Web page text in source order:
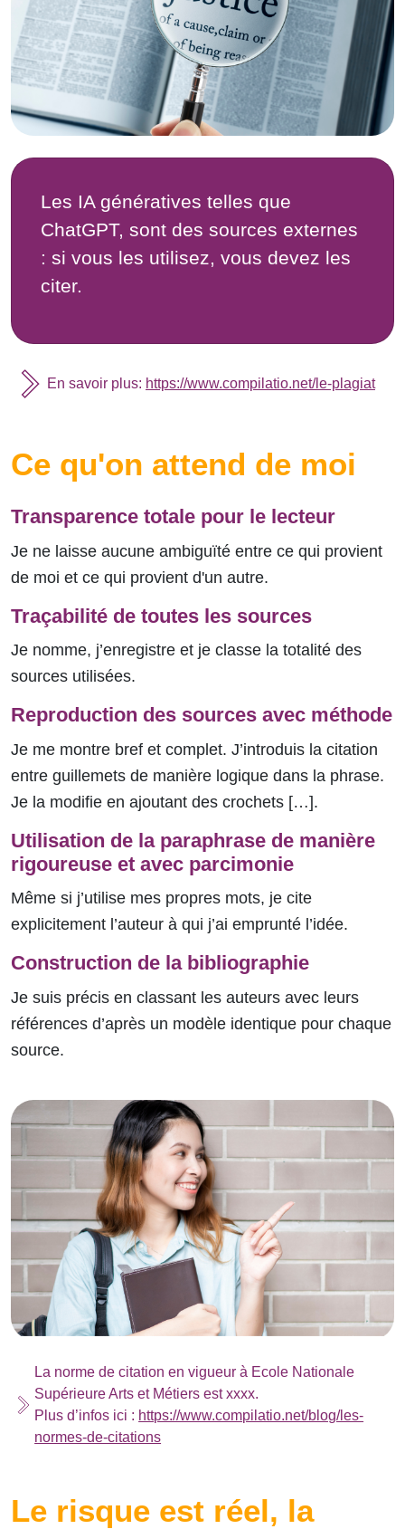
Les IA génératives telles que
ChatGPT, sont des sources externes
: si vous les utilisez, vous devez les
citer.
En savoir plus: https://www.compilatio.net/le-plagiat
Ce qu'on attend de moi
Transparence totale pour le lecteur
Je ne laisse aucune ambiguïté entre ce qui provient
de moi et ce qui provient d'un autre.
Traçabilité de toutes les sources
Je nomme, j’enregistre et je classe la totalité des
sources utilisées.
Reproduction des sources avec méthode
Je me montre bref et complet. J’introduis la citation
entre guillemets de manière logique dans la phrase.
Je la modifie en ajoutant des crochets […].
Utilisation de la paraphrase de manière
rigoureuse et avec parcimonie
Même si j’utilise mes propres mots, je cite
explicitement l’auteur à qui j’ai emprunté l’idée.
Construction de la bibliographie
Je suis précis en classant les auteurs avec leurs
références d’après un modèle identique pour chaque
source.
La norme de citation en vigueur à Ecole Nationale
Supérieure Arts et Métiers est xxxx.
Plus d’infos ici : https://www.compilatio.net/blog/les-
normes-de-citations
Le risque est réel, la